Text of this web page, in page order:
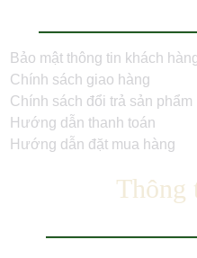
Bảo mật thông tin khách
Chính sách giao hàng
Chính sách đổi trả sản phẩm
Hướng dẫn thanh toán
Hướng dẫn đặt mua hàng
Thông